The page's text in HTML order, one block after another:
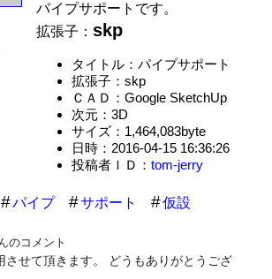
パイプサポートです。
拡張子：skp
タイトル：パイプサポート
拡張子：skp
ＣＡＤ：Google SketchUp
次元：3D
サイズ：1,464,083byte
日時：2016-04-15 16:36:26
投稿者ＩＤ： tom-jerry
パイプ サポート 仮設
のコメント
させて頂きます。 どうもありがとうござ